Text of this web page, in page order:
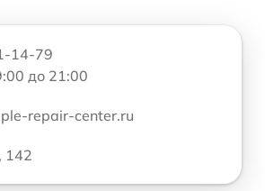
14-79
до 21:00
repair-center.ru
142